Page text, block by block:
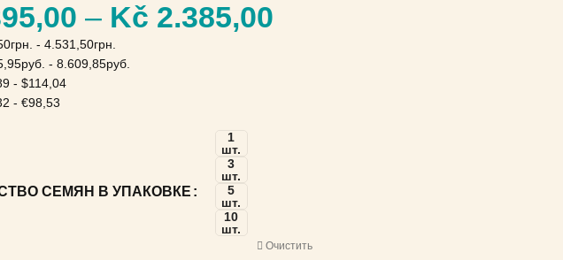
– Kč 2.385,00
- 4.531,50грн.
- 8.609,85руб.
- $114,04
- €98,53
СЕМЯН В УПАКОВКЕ
1
шт.
3
шт.
5
шт.
10
шт.
Очистить